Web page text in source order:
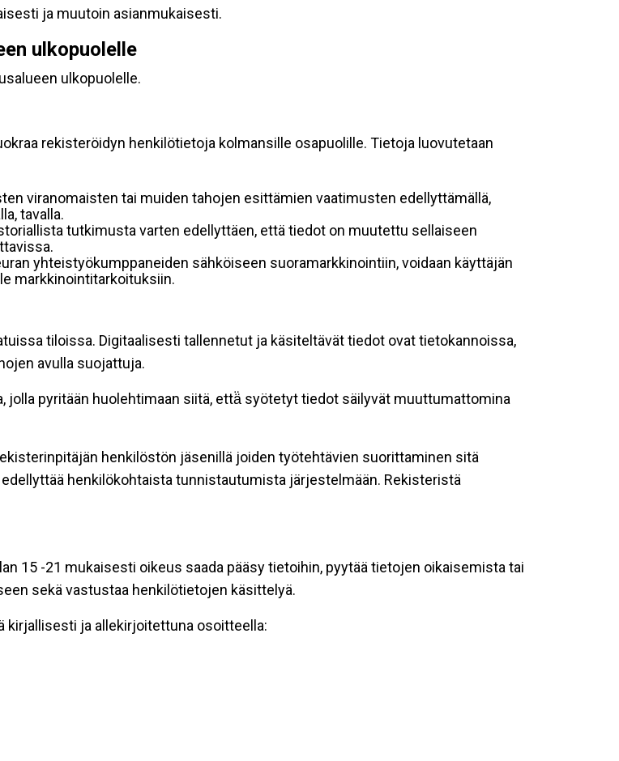
ja muutoin asianmukaisesti.
ulkopuolelle
ulkopuolelle.
rekisteröidyn henkilötietoja kolmansille osapuolille. Tietoja luovutetaan
viranomaisten tai muiden tahojen esittämien vaatimusten edellyttämällä,
tavalla.
tutkimusta varten edellyttäen, että tiedot on muutettu sellaiseen
yhteistyökumppaneiden sähköiseen suoramarkkinointiin, voidaan käyttäjän
markkinointitarkoituksiin.
tiloissa. Digitaalisesti tallennetut ja käsiteltävät tiedot ovat tietokannoissa,
avulla suojattuja.
pyritään huolehtimaan siitä, että̈ syötetyt tiedot säilyvät muuttumattomina
henkilöstön jäsenillä joiden työtehtävien suorittaminen sitä
henkilökohtaista tunnistautumista järjestelmään. Rekisteristä
15 -21 mukaisesti oikeus saada pääsy tietoihin, pyytää tietojen oikaisemista tai
sekä vastustaa henkilötietojen käsittelyä.
kirjallisesti ja allekirjoitettuna osoitteella: